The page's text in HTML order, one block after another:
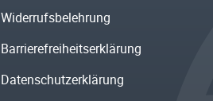
Widerrufsbelehrung
Barrierefreiheitserklärung
Datenschutzerklärung